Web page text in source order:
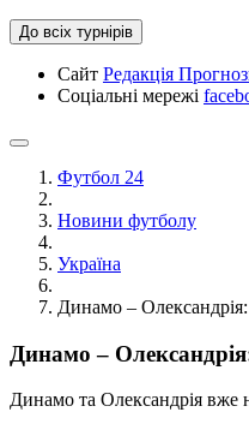
До всіх турнірів
Сайт Редакція
Соціальні мережі
Футбол 24
Новини футболу
Україна
Динамо – Олександрія:
Динамо –
Динамо та Олександрія вже